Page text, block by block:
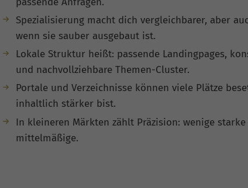
Spezialisierung macht dich vergleichbarer, aber
wenn sie sauber ausgebaut ist.
Lokale Struktur heißt: passende Landingpages,
und nachvollziehbare Themen-Cluster.
Portale und Verzeichnisse können viele Plätze
inhaltlich stärker bist.
In kleineren Märkten zählt Präzision: wenige
mittelmäßige.